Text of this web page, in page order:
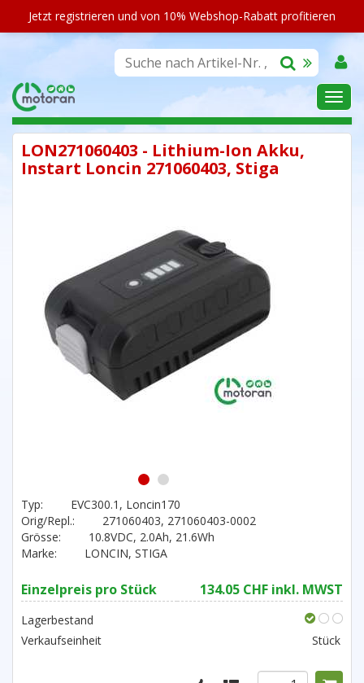
Jetzt registrieren und von 10% Webshop-Rabatt profitieren
SORTIMENT
LON271060403 - Lithium-Ion Akku,
Instart Loncin 271060403, Stiga
1 2
Typ:
EVC300.1, Loncin170
Orig/Repl.:
271060403, 271060403-0002
Grösse:
10.8VDC, 2.0Ah, 21.6Wh
Marke:
LONCIN, STIGA
Einzelpreis pro Stück 134.05 CHF inkl. MWST
Lagerbestand
Verkaufseinheit
Stück